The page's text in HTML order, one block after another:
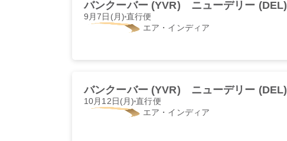
バンクーバー (YVR) ニューデリー (DEL)
9月7日(月) 直行便
エア・インディア
バンクーバー (YVR) ニューデリー (DEL)
10月12日(月)直行便
エア・インディア